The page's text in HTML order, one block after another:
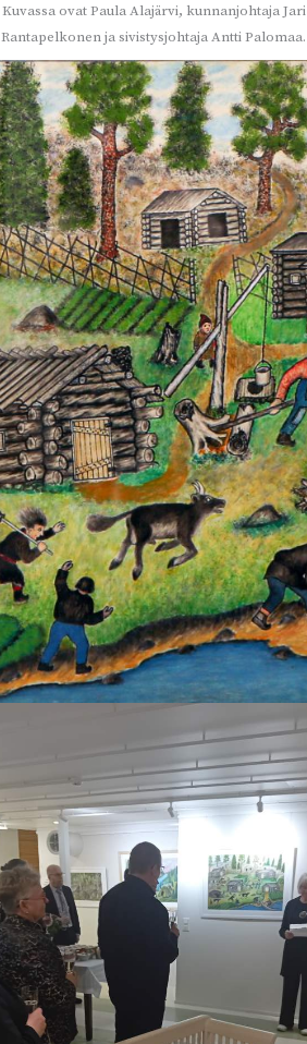
Kuvassa ovat Paula Alajärvi, kunnanjohtaja Jari
Rantapelkonen ja sivistysjohtaja Antti Palomaa.